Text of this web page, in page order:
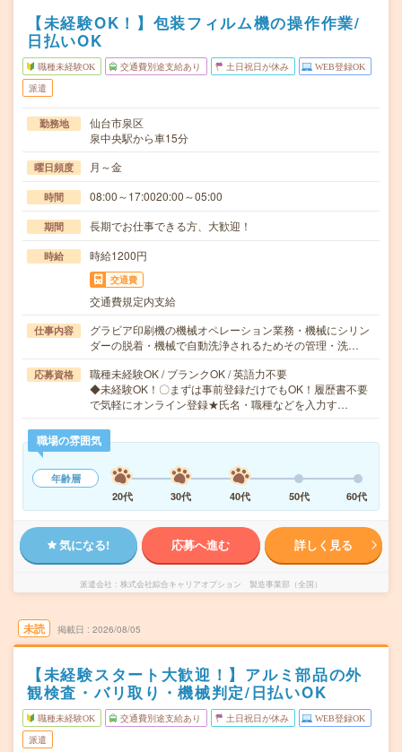
【未経験OK！】包装フィルム機の操作作業/
日払いOK
職種未経験OK 交通費別途支給あり 土日祝日が休み WEB登録OK
派遣
勤務地
仙台市泉区
泉中央駅から車15分
曜日頻度 月～金
時間 08:00～17:0020:00～05:00
期間 長期でお仕事できる方、大歓迎！
時給 時給1200円
交通費
交通費規定内支給
仕事内容
グラビア印刷機の機械オペレーション業務・機械にシリン
ダーの脱着・機械で自動洗浄されるためその管理・洗…
応募資格
職種未経験OK / ブランクOK / 英語力不要
◆未経験OK！〇まずは事前登録だけでもOK！履歴書不要
で気軽にオンライン登録★氏名・職種などを入力す…
職場の雰囲気
年齢層
20代
30代 40代 50代 60代
気になる! 応募へ進む 詳しく見る
派遣会社 株式会社綜合キャリアオプション 製造事業部（全国）
未読 掲載日 2026/08/05
【未経験スタート大歓迎！】アルミ部品の外
観検査・バリ取り・機械判定/日払いOK
職種未経験OK 交通費別途支給あり 土日祝日が休み WEB登録OK
派遣